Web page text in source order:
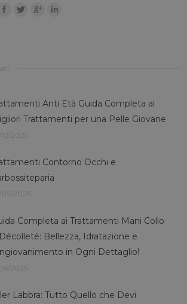
Anti Età Guida Completa ai
Trattamenti per una Pelle Giovane
12/2025
Contorno Occhi e
09/2025
Completa ai Trattamenti Mani Collo
Bellezza, Idratazione e
in Ogni Dettaglio!
06/2025
Labbra: Tutto Quello che Devi